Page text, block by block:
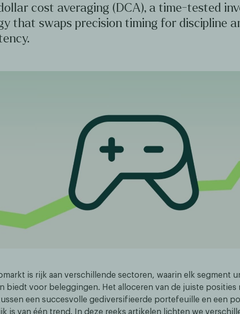
cost averaging (DCA), a time-tested
that swaps precision timing for discipline
is rijk aan verschillende sectoren, waarin elk segment
biedt voor beleggingen. Het alloceren van de juiste posities
een succesvolle gediversifieerde portefeuille en een
is van één trend. In deze reeks artikelen lichten we